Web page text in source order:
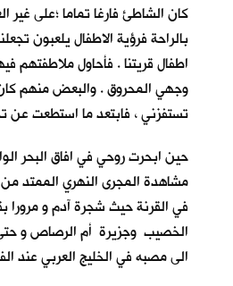
كان الشاطئ فارغا تماما ؛على غير
بالراحة فرؤية الاطفال يلعبون
اطفال قريتنا . فأحاول ملاطفتهم
وجهي المحروق . والبعض منهم
تستفزني ، فابتعد ما استطعت عن
حين ابحرت روحي في افاق البحر
مشاهدة المجرى النهري الممتد
في القرنة حيث شجرة آدم و مرورا
الخصيب وجزيرة أم الرصاص و
الى مصبه في الخليج العربي عند